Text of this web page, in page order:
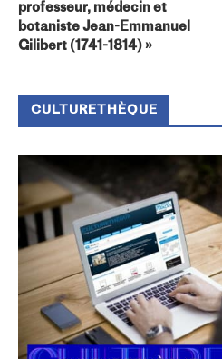
professeur, médecin et
botaniste Jean-Emmanuel
Gilibert (1741-1814) »
CULTURETHÈQUE